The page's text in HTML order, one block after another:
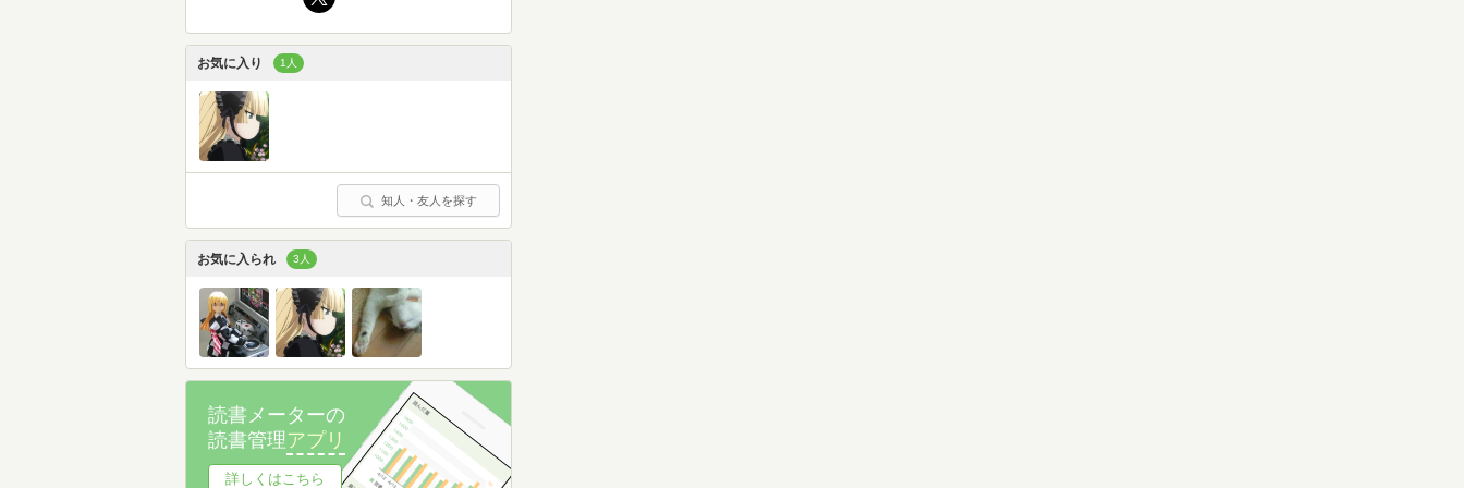
お気に入り 1人
知人・友人を探す
お気に入られ 3人
読書メーターの
読書管理アプリ
詳しくはこちら